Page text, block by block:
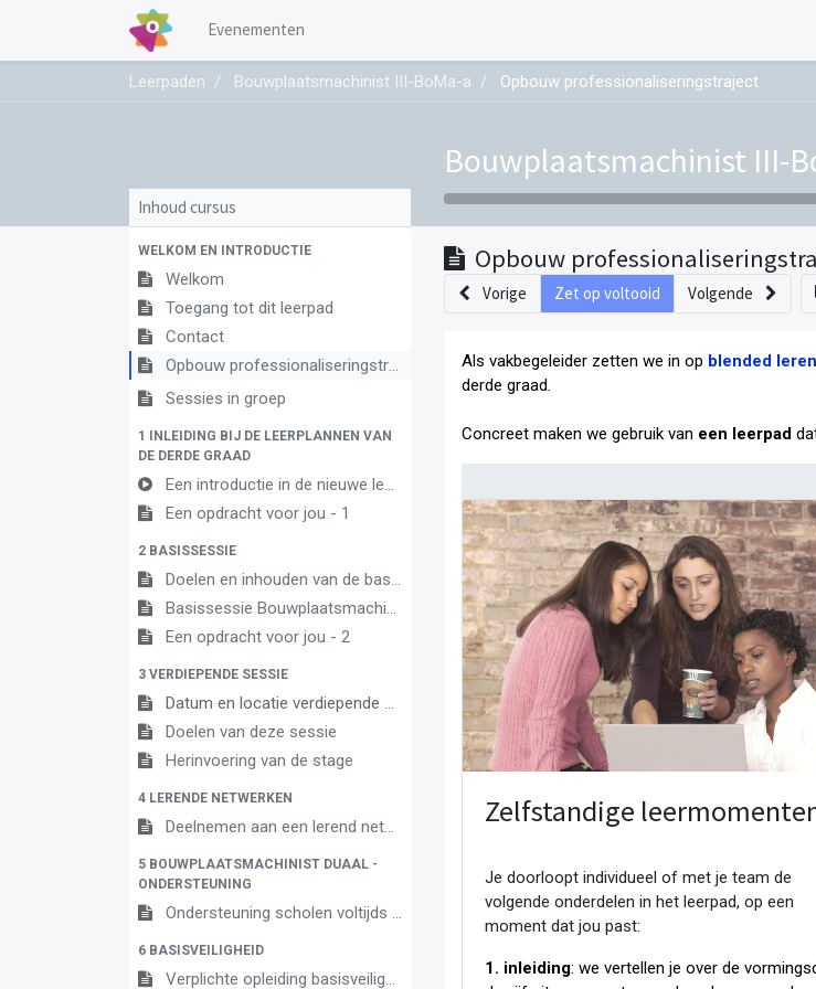
Evenementen
Leerpaden Bouwplaatsmachinist III-BoMa-a Opbouw professionaliseringstraject
Bouwplaatsmachinist III-
Inhoud cursus
WELKOM EN INTRODUCTIE
Welkom
Toegang tot dit leerpad
Contact
Opbouw professionaliseringstraject
Sessies in groep
1 INLEIDING BIJ DE LEERPLANNEN VAN
DE DERDE GRAAD
Een introductie in de nieuwe leerplannen van de derde graad
Een opdracht voor jou - 1
2 BASISSESSIE
Doelen en inhouden van de basissessie
Basissessie Bouwplaatsmachinist 3A
Een opdracht voor jou - 2
3 VERDIEPENDE SESSIE
Datum en locatie verdiepende sessie
Doelen van deze sessie
Herinvoering van de stage
4 LERENDE NETWERKEN
Deelnemen aan een lerend netwerk
5 BOUWPLAATSMACHINIST DUAAL -
ONDERSTEUNING
Ondersteuning scholen voltijds onderwijs en centra leen en werken
6 BASISVEILIGHEID
Verplichte opleiding basisveiligheid
Opbouw
Vorige Zet op voltooid Volgende
Als vakbegeleider zetten we in op blended leren
derde graad
Concreet maken we gebruik van een leerpad
Zelfstandige
Je doorloopt individueel of met je team de
volgende onderdelen in het leerpad, op een
moment dat jou past:
1. inleiding: we vertellen je over de